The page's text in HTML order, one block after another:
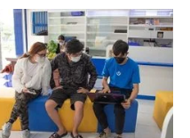
Điện Thoại Vsmart bị
vì sao có lúc cần thay
chỉ cần thay mặt kính?